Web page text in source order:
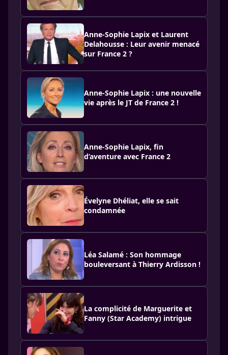
Anne-Sophie Lapix et Laurent
Delahousse : Leur avenir menacé
sur France 2 ?
Anne-Sophie Lapix : une nouvelle
vie après le JT de France 2 !
Anne-Sophie Lapix, fin
d’aventure avec France 2
Évelyne Dhéliat, elle se sait
condamnée
Léa Salamé : Son hommage
bouleversant à Thierry Ardisson !
La complicité de Marguerite et
Fanny (Star Academy) intrigue